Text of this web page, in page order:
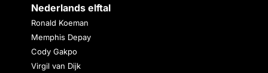
Nederlands elftal
Ronald Koeman
Memphis Depay
Cody Gakpo
Virgil van Dijk